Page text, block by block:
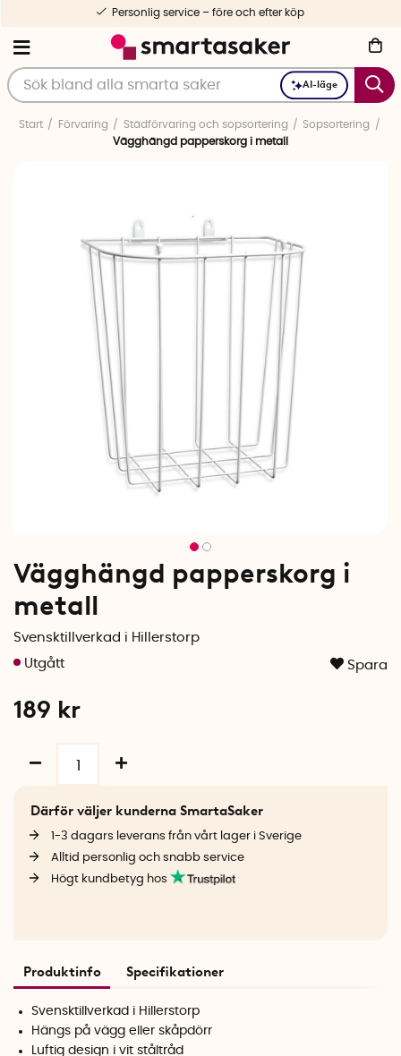
AI-läge
Personlig service – före och efter köp
Start Förvaring Städförvaring och sopsortering
Sopsortering
Vägghängd papperskorg i metall
Vägghängd papperskorg i
metall
Svensktillverkad i Hillerstorp
Spara
189 kr
Därför väljer kunderna SmartaSaker
1-3 dagars leverans från vårt lager i Sverige
Alltid personlig och snabb service
Högt kundbetyg hos
Produktinfo Specifikationer
Svensktillverkad i Hillerstorp
Hängs på vägg eller skåpdörr
Luftig design i vit ståltråd